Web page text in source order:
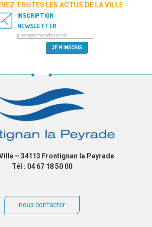
TOUTES LES ACTUS DE LA VILLE
INSCRIPTION
NEWSLETTER
– 34113 Frontignan la Peyrade
Tél : 04 67 18 50 00
nous contacter